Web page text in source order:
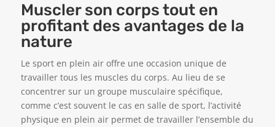
Muscler son corps tout en
profitant des avantages de la
nature
Le sport en plein air offre une occasion unique de
travailler tous les muscles du corps. Au lieu de se
concentrer sur un groupe musculaire spécifique,
comme c’est souvent le cas en salle de sport, l’activité
physique en plein air permet de travailler l’ensemble du